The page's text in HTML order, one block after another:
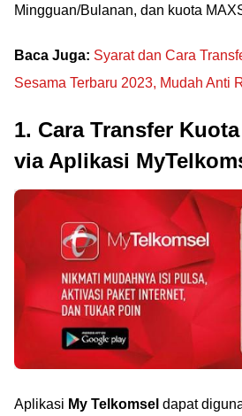
Mingguan/Bulanan, dan kuota
Baca Juga: Syarat dan Cara
Sesama Terbaru 2023, Mudah Anti
1. Cara Transfer
via Aplikasi
Aplikasi My Telkomsel dapat